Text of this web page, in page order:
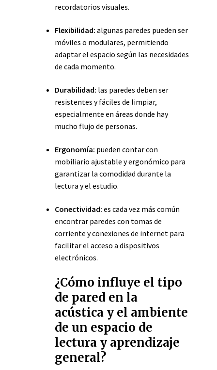
recordatorios visuales.
Flexibilidad: algunas paredes pueden ser
móviles o modulares, permitiendo
adaptar el espacio según las necesidades
de cada momento.
Durabilidad: las paredes deben ser
resistentes y fáciles de limpiar,
especialmente en áreas donde hay
mucho flujo de personas.
Ergonomía: pueden contar con
mobiliario ajustable y ergonómico para
garantizar la comodidad durante la
lectura y el estudio.
Conectividad: es cada vez más común
encontrar paredes con tomas de
corriente y conexiones de internet para
facilitar el acceso a dispositivos
electrónicos.
¿Cómo influye el tipo
de pared en la
acústica y el ambiente
de un espacio de
lectura y aprendizaje
general?